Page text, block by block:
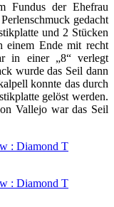
Fundus der Ehefrau
gedacht
und 2 Stücken
einem Ende mit recht
in einer „8“ verlegt
wurde das Seil dann
konnte das durch
gelöst werden.
Vallejo war das Seil